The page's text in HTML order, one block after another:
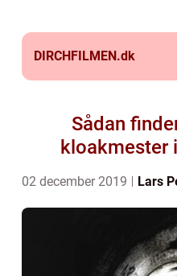
DIRCHFILMEN.dk
Sådan
kloakmester
02 december 2019 Lars